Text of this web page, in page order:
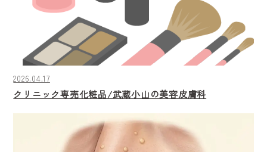
2026.04.17
クリニック専売化粧品/武蔵小山の美容皮膚科